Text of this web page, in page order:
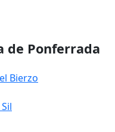
de Ponferrada
Bierzo